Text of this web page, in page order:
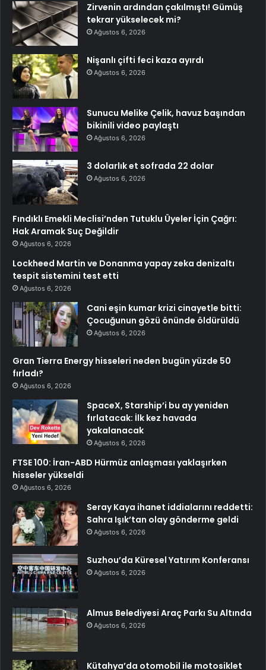
Zirvenin ardından çakılmıştı! Gümüş
tekrar yükselecek mi?
Ağustos 6, 2026
Nişanlı çifti feci kaza ayırdı
Ağustos 6, 2026
Sunucu Melike Çelik, havuz başından
bikinili video paylaştı
Ağustos 6, 2026
3 dolarlık et sofrada 22 dolar
Ağustos 6, 2026
Fındıklı Emekli Meclisi’nden Tutuklu Üyeler İçin Çağrı:
Hak Aramak Suç Değildir
Ağustos 6, 2026
Lockheed Martin ve Donanma yapay zeka denizaltı
tespit sistemini test etti
Ağustos 6, 2026
Cani eşin kumar krizi cinayetle bitti:
Çocuğunun gözü önünde öldürüldü
Ağustos 6, 2026
Gran Tierra Energy hisseleri neden bugün yüzde 50
fırladı?
Ağustos 6, 2026
SpaceX, Starship’i bu ay yeniden
fırlatacak: İlk kez havada
yakalanacak
Ağustos 6, 2026
FTSE 100: İran-ABD Hürmüz anlaşması yaklaşırken
hisseler yükseldi
Ağustos 6, 2026
Seray Kaya ihanet iddialarını reddetti:
Sahra Işık’tan olay gönderme geldi
Ağustos 6, 2026
Suzhou’da Küresel Yatırım Konferansı
Ağustos 6, 2026
Almus Belediyesi Araç Parkı Su Altında
Ağustos 6, 2026
Kütahya’da otomobil ile motosiklet